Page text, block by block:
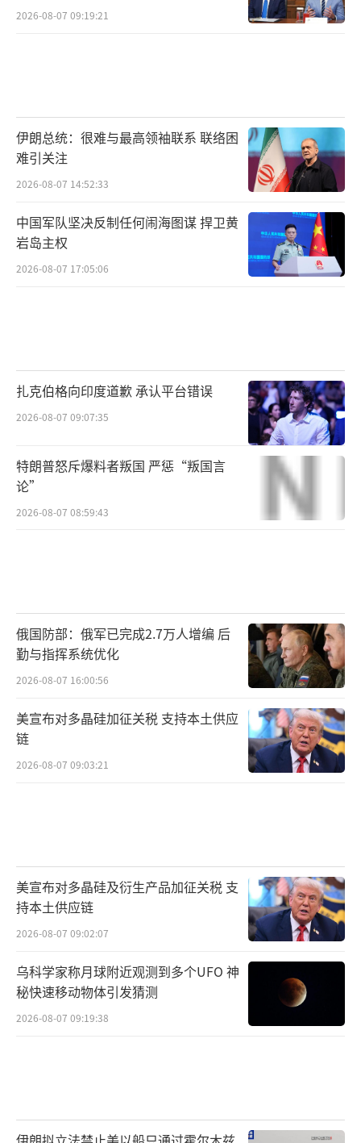
2026-08-07 09:19:21
伊朗总统：很难与最高领袖联系 联络困
难引关注
2026-08-07 14:52:33
中国军队坚决反制任何闹海图谋 捍卫黄
岩岛主权
2026-08-07 17:05:06
扎克伯格向印度道歉 承认平台错误
2026-08-07 09:07:35
特朗普怒斥爆料者叛国 严惩“叛国言
论”
2026-08-07 08:59:43
俄国防部：俄军已完成2.7万人增编 后
勤与指挥系统优化
2026-08-07 16:00:56
美宣布对多晶硅加征关税 支持本土供应
链
2026-08-07 09:03:21
美宣布对多晶硅及衍生产品加征关税 支
持本土供应链
2026-08-07 09:02:07
乌科学家称月球附近观测到多个UFO 神
秘快速移动物体引发猜测
2026-08-07 09:19:38